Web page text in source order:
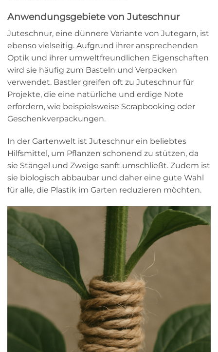
Anwendungsgebiete von Juteschnur
Juteschnur, eine dünnere Variante von Jutegarn, ist
ebenso vielseitig. Aufgrund ihrer ansprechenden
Optik und ihrer umweltfreundlichen Eigenschaften
wird sie häufig zum Basteln und Verpacken
verwendet. Bastler greifen oft zu Juteschnur für
Projekte, die eine natürliche und erdige Note
erfordern, wie beispielsweise Scrapbooking oder
Geschenkverpackungen.
In der Gartenwelt ist Juteschnur ein beliebtes
Hilfsmittel, um Pflanzen schonend zu stützen, da
sie Stängel und Zweige sanft umschließt. Zudem ist
sie biologisch abbaubar und daher eine gute Wahl
für alle, die Plastik im Garten reduzieren möchten.